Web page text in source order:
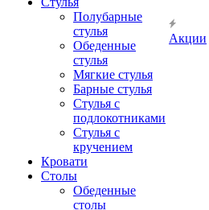
Полубарные
стулья
Обеденные
стулья
Мягкие стулья
Барные стулья
Стулья с
подлокотниками
Стулья с
кручением
Кровати
Столы
Обеденные
столы
Акции